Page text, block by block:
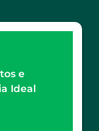
e
Ideal